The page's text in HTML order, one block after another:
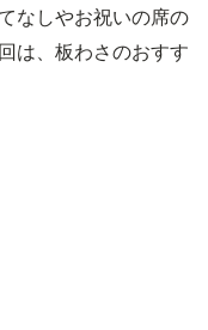
なしやお祝いの席の
は、板わさのおすす